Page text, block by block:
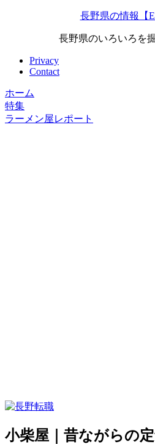
長野県の情報【
長野県のいろいろを
Privacy
Contact
ホーム
特集
ラーメン屋レポート
小柴屋｜昔ながらの